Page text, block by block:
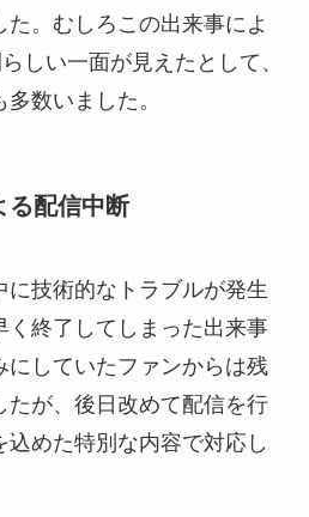
。むしろこの出来事によ
しい一面が見えたとして、
数いました。
る配信中断
に技術的なトラブルが発生
く終了してしまった出来事
にしていたファンからは残
たが、後日改めて配信を行
めた特別な内容で対応し